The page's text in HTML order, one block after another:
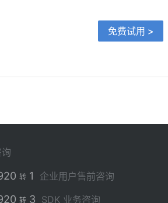
免费试用 >
转1 企业用户售前咨询
转3 SDK 业务咨询